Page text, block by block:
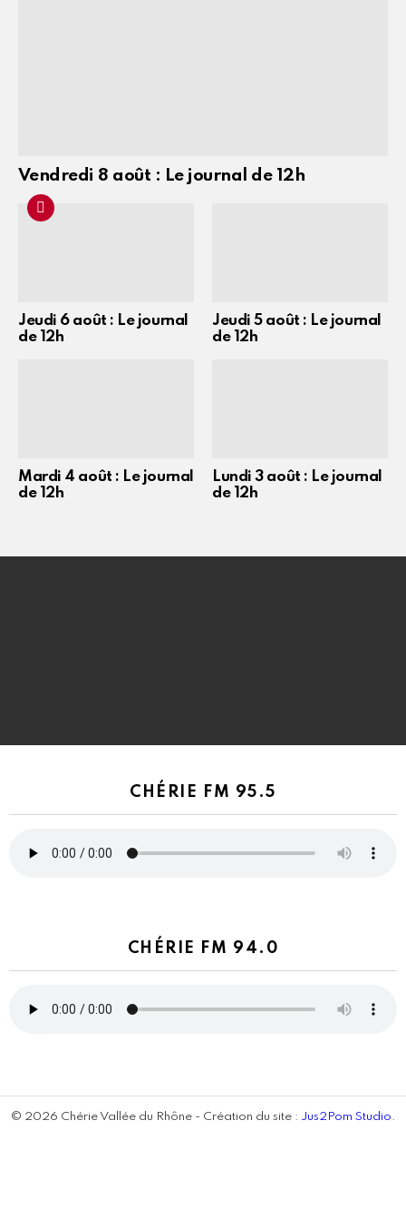
Vendredi 8 août : Le journal de 12h
Jeudi 6 août : Le journal
de 12h
Jeudi 5 août : Le journal
de 12h
Mardi 4 août : Le journal
de 12h
Lundi 3 août : Le journal
de 12h
CHÉRIE FM 95.5
CHÉRIE FM 94.0
© 2026 Chérie Vallée du Rhône - Création du site : Jus2Pom Studio.